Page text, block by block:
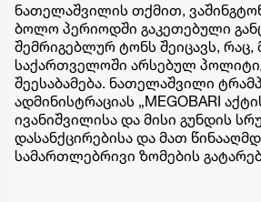
ნათელაშვილის თქმით,
ბოლო პერიოდში გაკეთებული
შემრიგებლურ ტონს შეიცავს, რაც,
საქართველოში არსებულ
შეესაბამება. ნათელაშვილი
ადმინისტრაციას „MEGOBARI
ივანიშვილისა და მისი გუნდის
დასანქცირებისა და მათ
სამართლებრივი ზომების